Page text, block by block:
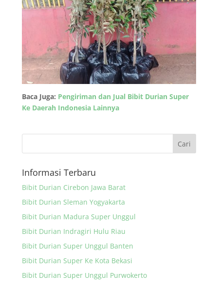
Baca Juga: Pengiriman dan Jual Bibit Durian Super
Ke Daerah Indonesia Lainnya
Informasi Terbaru
Bibit Durian Cirebon Jawa Barat
Bibit Durian Sleman Yogyakarta
Bibit Durian Madura Super Unggul
Bibit Durian Indragiri Hulu Riau
Bibit Durian Super Unggul Banten
Bibit Durian Super Ke Kota Bekasi
Bibit Durian Super Unggul Purwokerto